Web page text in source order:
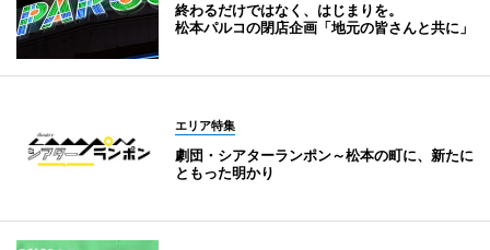
終わるだけではなく、はじまりを。
松本パルコの閉店企画「地元の皆さんと共に」
エリア特集
劇団・シアターランポン～松本の町に、新たに
ともった明かり